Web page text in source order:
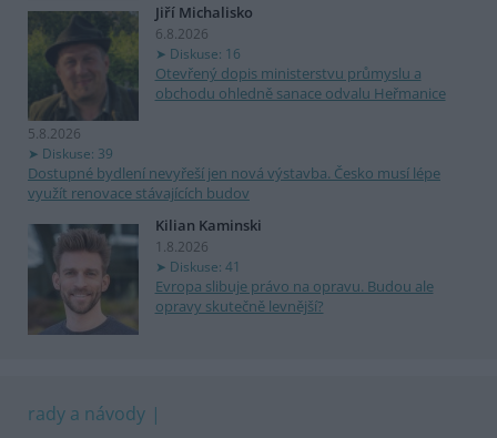
Jiří Michalisko
6.8.2026
Diskuse: 16
Otevřený dopis ministerstvu průmyslu a
obchodu ohledně sanace odvalu Heřmanice
5.8.2026
Diskuse: 39
Dostupné bydlení nevyřeší jen nová výstavba. Česko musí lépe
využít renovace stávajících budov
Kilian Kaminski
1.8.2026
Diskuse: 41
Evropa slibuje právo na opravu. Budou ale
opravy skutečně levnější?
rady a návody